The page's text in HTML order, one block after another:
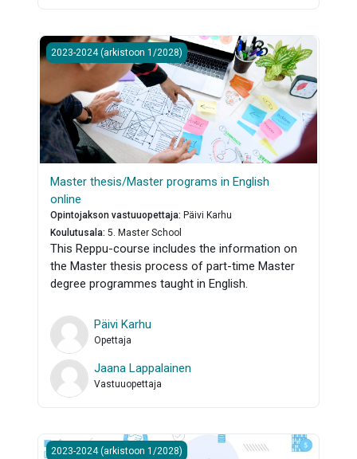
Master thesis/Master programs in English online
2023-2024 (arkistoon 1/2028)
Master thesis/Master programs in English
online
Opintojakson vastuuopettaja: Päivi Karhu
Koulutusala:5. Master School
This Reppu-course includes the information on
the Master thesis process of part-time Master
degree programmes taught in English.
Päivi Karhu
Opettaja
Jaana Lappalainen
Vastuuopettaja
LBY-MGB: Human Resource Management (2023)
2023-2024 (arkistoon 1/2028)